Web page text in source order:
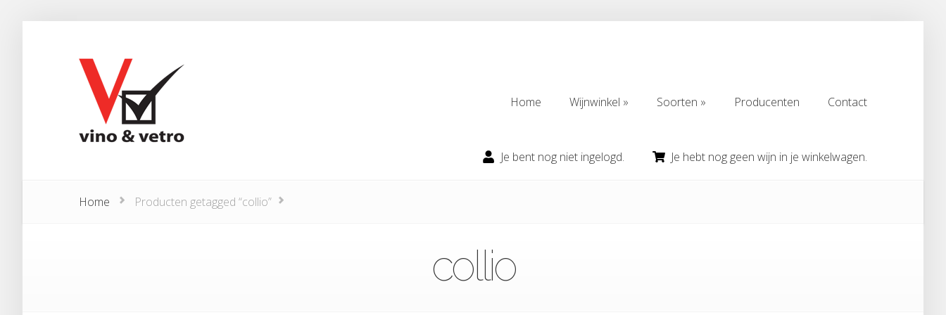
Home
Wijnwinkel
Soorten
Producenten
Contact
Je bent nog niet ingelogd.
Je hebt nog geen wijn in je winkelwagen.
Home Producten getagged “collio”
collio